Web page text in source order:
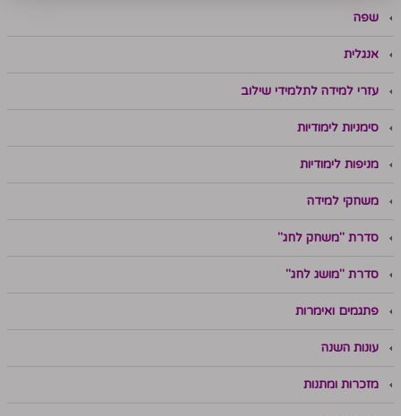
שפה
אנגלית
עזרי למידה לתלמידי שילוב
סימניות לימודיות
מניפות לימודיות
משחקי למידה
סדרת "משחק לחג"
סדרת "מושג לחג"
פתגמים ואימרות
עונות השנה
מזכרות ומתנות